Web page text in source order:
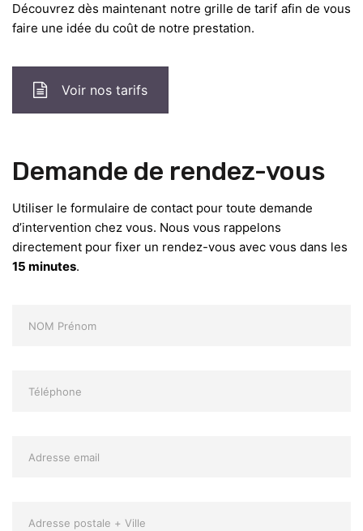
Découvrez dès maintenant notre grille de tarif afin de vous
faire une idée du coût de notre prestation.
Voir nos tarifs
Demande de rendez-vous
Utiliser le formulaire de contact pour toute demande
d’intervention chez vous. Nous vous rappelons
directement pour fixer un rendez-vous avec vous dans les
15 minutes.